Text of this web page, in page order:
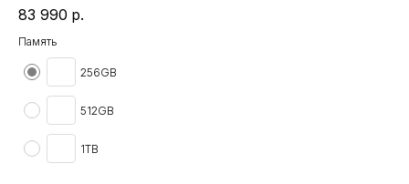
83 990 р.
Память
256GB
512GB
1TB